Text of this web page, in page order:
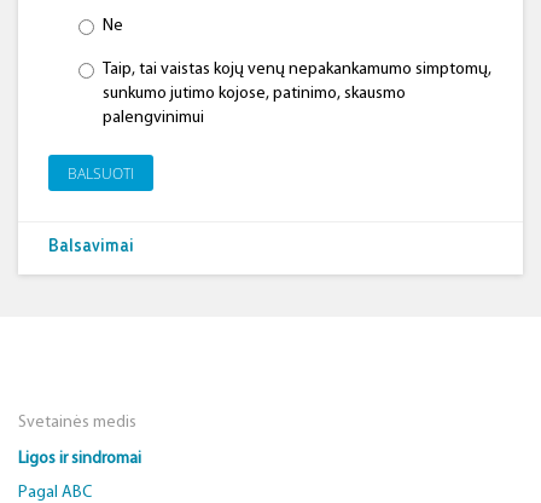
Ne
Taip, tai vaistas kojų venų nepakankamumo simptomų,
sunkumo jutimo kojose, patinimo, skausmo
palengvinimui
BALSUOTI
Balsavimai
Svetainės medis
Ligos ir sindromai
Pagal ABC